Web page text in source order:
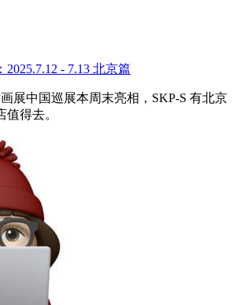
- 7.13 北京篇
展中国巡展本周末亮相，SKP-S 有北京
得去。